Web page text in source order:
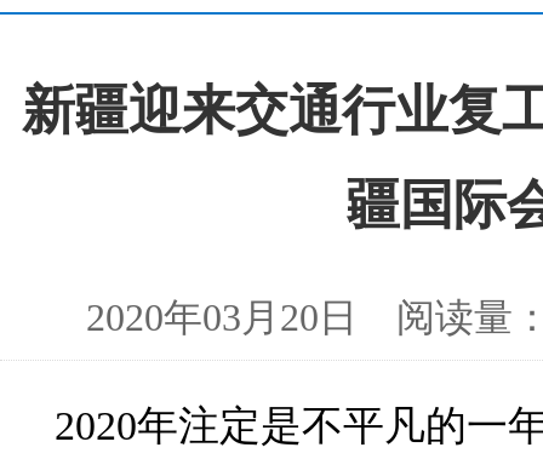
新疆迎来交通行业复
疆国际
2020年03月20日 阅读
2020年注定是不平凡的一